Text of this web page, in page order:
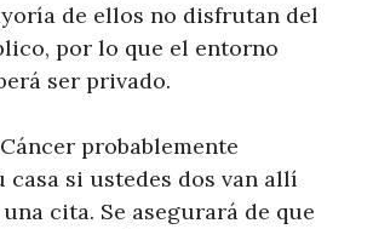
de ellos no disfrutan del
por lo que el entorno
ser privado.
probablemente
casa si ustedes dos van allí
cita. Se asegurará de que